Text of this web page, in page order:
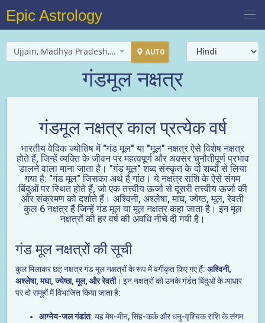
Epic Astrology
Ujjain, Madhya Pradesh, India AUTO
गंडमूल नक्षत्र
गंडमूल नक्षत्र काल प्रत्येक वर्ष
भारतीय वेदिक ज्योतिष में "गंड मूल" या "मूल" नक्षत्र ऐसे विशेष नक्षत्र
होते हैं, जिन्हें व्यक्ति के जीवन पर महत्वपूर्ण और अक्सर चुनौतीपूर्ण प्रभाव
डालने वाला माना जाता है। "गंड मूल" शब्द संस्कृत के दो शब्दों से लिया
गया है: "गंड मूल" जिसका अर्थ है गांठ। ये नक्षत्र राशि के ऐसे संगम
बिंदुओं पर स्थित होते हैं, जो एक तत्त्वीय ऊर्जा से दूसरी तत्त्वीय ऊर्जा की
ओर संक्रमण को दर्शाते हैं। अश्विनी, अश्लेषा, माघ, ज्येष्ठ, मूल, रेवती
कुल 6 नक्षत्र हैं जिन्हें गंड मूल या मूल नक्षत्र कहा जाता है। इन मूल
नक्षत्रों की हर वर्ष की अवधि नीचे दी गयी है।
गंड मूल नक्षत्रों की सूची
कुल मिलाकर छह नक्षत्र गंड मूल नक्षत्रों के रूप में वर्गीकृत किए गए हैं: अश्विनी,
अश्लेषा, मघा, ज्येष्ठा, मूल, और रेवती। इन नक्षत्रों को उनके गंडंत बिंदुओं के आधार
पर दो समूहों में विभाजित किया जाता है:
आग्नेय-जल गंडांत: यह मेष-मीन, सिंह-कर्क और धनु-वृश्चिक राशि के संगम